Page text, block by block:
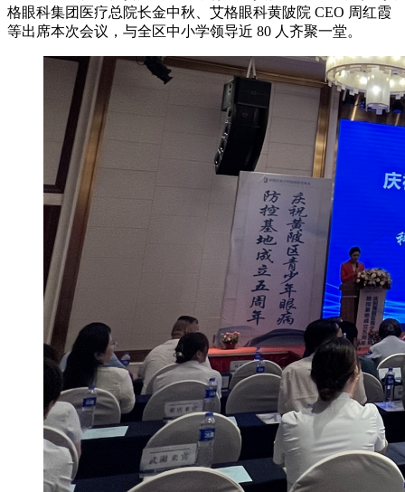
格眼科集团医疗总院长金中秋、艾格眼科黄陂院 CEO 周红霞
等出席本次会议，与全区中小学领导近 80 人齐聚一堂。